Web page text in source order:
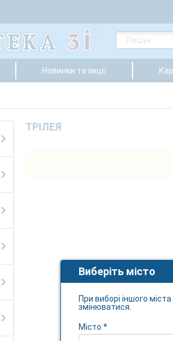
Новинки та акції
ТРІЛЕЯ
Виберіть місто
При виборі іншого
змінюватися.
Місто *